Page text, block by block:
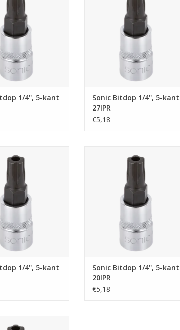
1/4'', 5-kant
Sonic Bitdop 1/4'', 5-kant
27IPR
€5,18
AAN WINKELWAGEN
1/4'', 5-kant
TOEVOEGEN AAN WINKELWAGEN
Sonic Bitdop 1/4'', 5-kant
20IPR
€5,18